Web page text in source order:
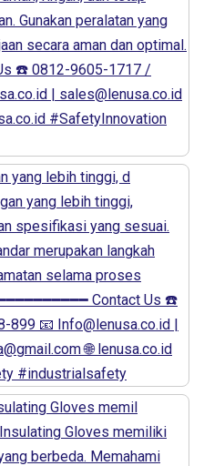
yang lebih tinggi, d
Gloves memil